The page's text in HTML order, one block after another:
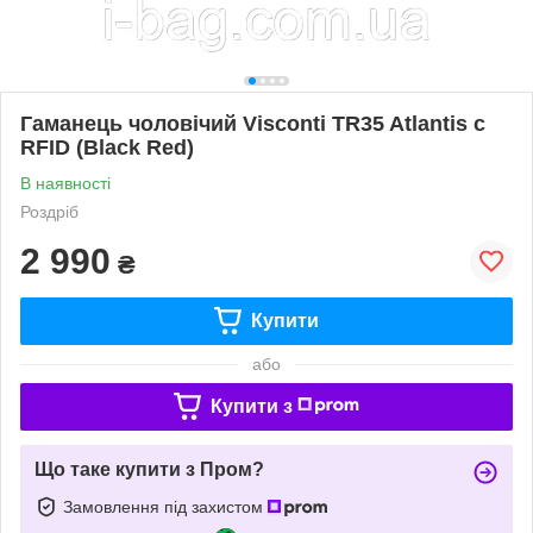
Гаманець чоловічий Visconti TR35 Atlantis c
RFID (Black Red)
В наявності
Роздріб
2 990 ₴
Купити
або
Купити з
Що таке купити з Пром?
Замовлення під захистом